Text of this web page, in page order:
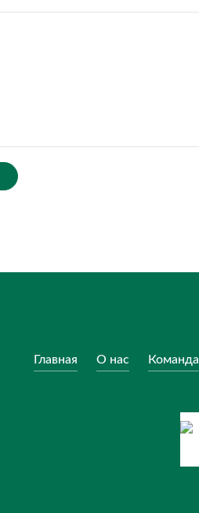
Главная О нас Команда